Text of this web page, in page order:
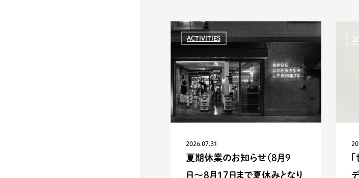
ACTIVITIES
2026.07.31
夏期休業のお知らせ（8月9
日〜8月17日まで夏休みとなり